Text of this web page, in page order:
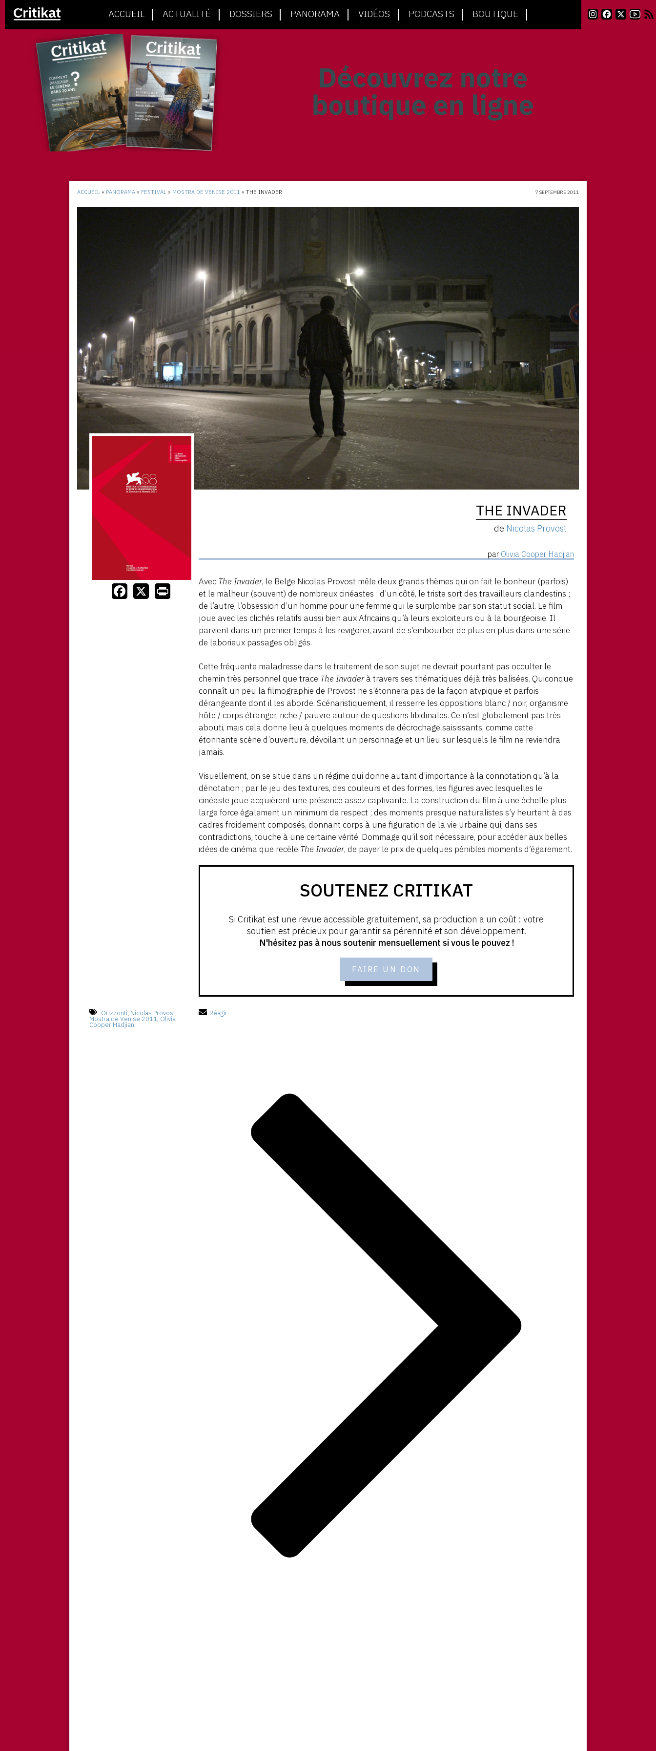
ACCUEIL ACTUALITÉ DOSSIERS PANORAMA VIDÉOS PODCASTS BOUTIQUE
ACCUEIL » PANORAMA » FESTIVAL » MOSTRA DE VENISE 2011 »THE INVADER 7 SEPTEMBRE 2011
Orizzonti, Nicolas Provost,
Mostra de Venise 2011, Olivia
Cooper Hadjian
THE INVADER
de Nicolas Provost
par Olivia Cooper Hadjian
Avec The Invader, le Belge Nicolas Provost mêle deux grands thèmes qui on fait le bonheur (parfois)
et le malheur (souvent) de nombreux cinéastes : d’un côté, le triste sort des travailleurs clandestins ;
de l’autre, l’obsession d’un homme pour une femme qui le surplombe par son statut social. Le film
joue avec les clichés relatifs aussi bien aux Africains qu’à leurs exploiteurs ou à la bourgeoisie. Il
parvient dans un premier temps à les revigorer, avant de s’embourber de plus en plus dans une série
de laborieux passages obligés.
Cette fréquente maladresse dans le traitement de son sujet ne devrait pourtant pas occulter le
chemin très personnel que trace The Invaderà travers ses thématiques déjà très balisées. Quiconque
connaît un peu la filmographie de Provost ne s’étonnera pas de la façon atypique et parfois
dérangeante dont il les aborde. Scénaristiquement, il resserre les oppositions blanc / noir, organisme
hôte / corps étranger, riche / pauvre autour de questions libidinales. Ce n’est globalement pas très
abouti, mais cela donne lieu à quelques moments de décrochage saisissants, comme cette
étonnante scène d’ouverture, dévoilant un personnage et un lieu sur lesquels le film ne reviendra
jamais.
Visuellement, on se situe dans un régime qui donne autant d’importance à la connotation qu’à la
dénotation ; par le jeu des textures, des couleurs et des formes, les figures avec lesquelles le
cinéaste joue acquièrent une présence assez captivante. La construction du film à une échelle plus
large force également un minimum de respect ; des moments presque naturalistes s’y heurtent à des
cadres froidement composés, donnant corps à une figuration de la vie urbaine qui, dans ses
contradictions, touche à une certaine vérité. Dommage qu’il soit nécessaire, pour accéder aux belles
idées de cinéma que recèle The Invader, de payer le prix de quelques pénibles moments d’égarement.
SOUTENEZ CRITIKAT
Si Critikat est une revue accessible gratuitement, sa production a un coût : votre
soutien est précieux pour garantir sa pérennité et son développement.
N'hésitez pas à nous soutenir mensuellement si vous le pouvez !
FAIRE UN DON
Réagir